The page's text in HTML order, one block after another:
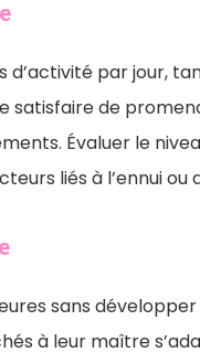
par jour,
satisfaire de
Évaluer le
liés à l’ennui ou
sans développer
à leur maître